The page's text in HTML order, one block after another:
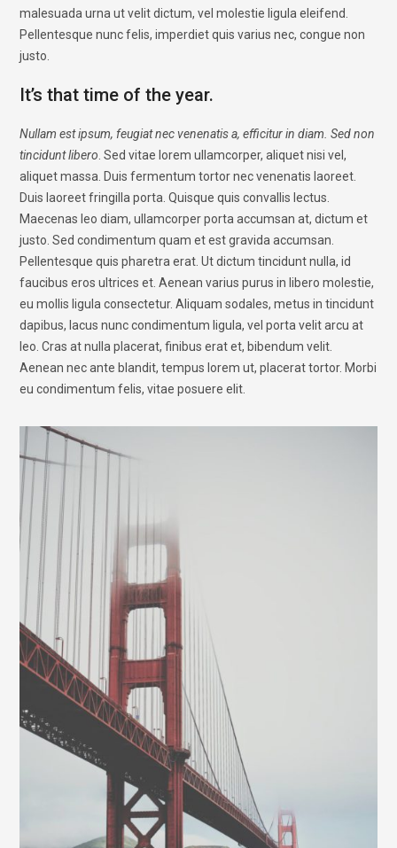
malesuada urna ut velit dictum, vel molestie ligula eleifend.
Pellentesque nunc felis, imperdiet quis varius nec, congue non
justo.
It’s that time of the year.
Nullam est ipsum, feugiat nec venenatis a, efficitur in diam. Sed non
tincidunt libero . Sed vitae lorem ullamcorper, aliquet nisi vel,
aliquet massa. Duis fermentum tortor nec venenatis laoreet.
Duis laoreet fringilla porta. Quisque quis convallis lectus.
Maecenas leo diam, ullamcorper porta accumsan at, dictum et
justo. Sed condimentum quam et est gravida accumsan.
Pellentesque quis pharetra erat. Ut dictum tincidunt nulla, id
faucibus eros ultrices et. Aenean varius purus in libero molestie,
eu mollis ligula consectetur. Aliquam sodales, metus in tincidunt
dapibus, lacus nunc condimentum ligula, vel porta velit arcu at
leo. Cras at nulla placerat, finibus erat et, bibendum velit.
Aenean nec ante blandit, tempus lorem ut, placerat tortor. Morbi
eu condimentum felis, vitae posuere elit.